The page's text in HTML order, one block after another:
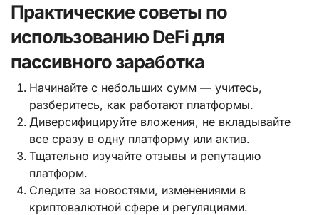
Практические советы по
использованию DeFi для
пассивного заработка
Начинайте с небольших сумм — учитесь,
разберитесь, как работают платформы.
Диверсифицируйте вложения, не вкладывайте
все сразу в одну платформу или актив.
Тщательно изучайте отзывы и репутацию
платформ.
Следите за новостями, изменениями в
криптовалютной сфере и регуляциями.